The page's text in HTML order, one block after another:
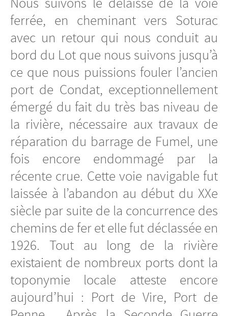
ferrée, en cheminant vers Soturac
avec un retour qui nous conduit au
bord du Lot que nous suivons jusqu’à
ce que nous puissions fouler l’ancien
port de Condat, exceptionnellement
émergé du fait du très bas niveau de
la rivière, nécessaire aux travaux de
réparation du barrage de Fumel, une
fois encore endommagé par la
récente crue. Cette voie navigable fut
laissée à l’abandon au début du XXe
siècle par suite de la concurrence des
chemins de fer et elle fut déclassée en
1926. Tout au long de la rivière
existaient de nombreux ports dont la
toponymie locale atteste encore
aujourd’hui : Port de Vire, Port de